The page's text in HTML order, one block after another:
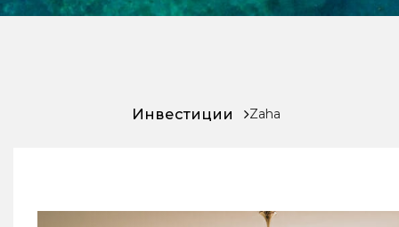
Инвестиции Zaha